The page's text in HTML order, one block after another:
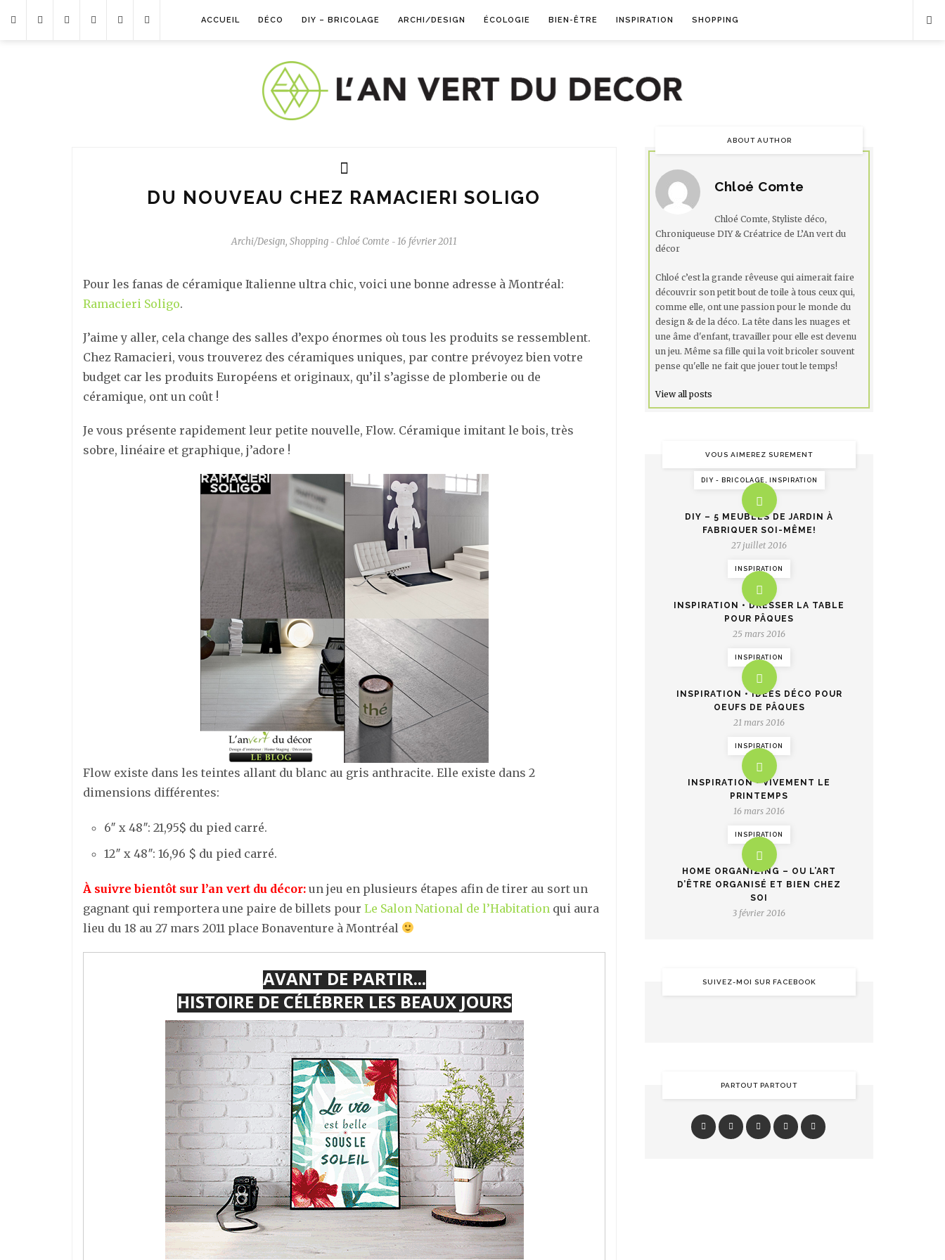
ACCUEIL DÉCO DIY – BRICOLAGE ARCHI/DESIGN ÉCOLOGIE BIEN-ÊTRE INSPIRATION SHOPPING
DU NOUVEAU CHEZ RAMACIERI SOLIGO
Archi/Design, Shopping - Chloé Comte - 16 février 2011
Pour les fanas de céramique Italienne ultra chic, voici une bonne adresse à Montréal:
Ramacieri Soligo.
J’aime y aller, cela change des salles d’expo énormes où tous les produits se ressemblent.
Chez Ramacieri, vous trouverez des céramiques uniques, par contre prévoyez bien votre
budget car les produits Européens et originaux, qu’il s’agisse de plomberie ou de
céramique, ont un coût !
Je vous présente rapidement leur petite nouvelle, Flow. Céramique imitant le bois, très
sobre, linéaire et graphique, j’adore !
Flow existe dans les teintes allant du blanc au gris anthracite. Elle existe dans 2
dimensions différentes:
6″ x 48″: 21,95$ du pied carré.
12″ x 48″: 16,96 $ du pied carré.
À suivre bientôt sur l’an vert du décor: un jeu en plusieurs étapes afin de tirer au sort un
gagnant qui remportera une paire de billets pour Le Salon National de l’Habitation qui aura
lieu du 18 au 27 mars 2011 place Bonaventure à Montréal
ABOUT AUTHOR
Chloé Comte
Chloé Comte, Styliste déco,
Chroniqueuse DIY & Créatrice de L’An vert du
décor
Chloé c’est la grande rêveuse qui aimerait faire
découvrir son petit bout de toile à tous ceux qui,
comme elle, ont une passion pour le monde du
design & de la déco. La tête dans les nuages et
une âme d'enfant, travailler pour elle est devenu
un jeu. Même sa fille qui la voit bricoler souvent
pense qu'elle ne fait que jouer tout le temps!
View all posts
VOUS AIMEREZ SUREMENT
DIY - BRICOLAGE, INSPIRATION
DIY – 5 MEUBLES DE JARDIN À
FABRIQUER SOI-MÊME!
27 juillet 2016
INSPIRATION
INSPIRATION • DRESSER LA TABLE
POUR PÂQUES
25 mars 2016
INSPIRATION
INSPIRATION • IDÉES DÉCO POUR
OEUFS DE PÂQUES
21 mars 2016
INSPIRATION
INSPIRATION • VIVEMENT LE
PRINTEMPS
16 mars 2016
INSPIRATION
HOME ORGANIZING – OU L’ART
D’ÊTRE ORGANISÉ ET BIEN CHEZ
SOI
3 février 2016
SUIVEZ-MOI SUR FACEBOOK
PARTOUT PARTOUT